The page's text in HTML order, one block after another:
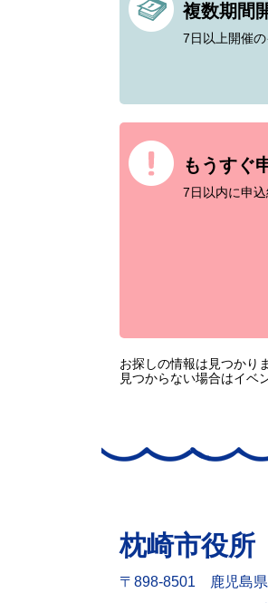
複数期間
7日以上開催
もうすぐ
7日以内に申
お探しの情報は見つかり
見つからない場合はイベ
枕崎市役所
〒898-8501 鹿児島